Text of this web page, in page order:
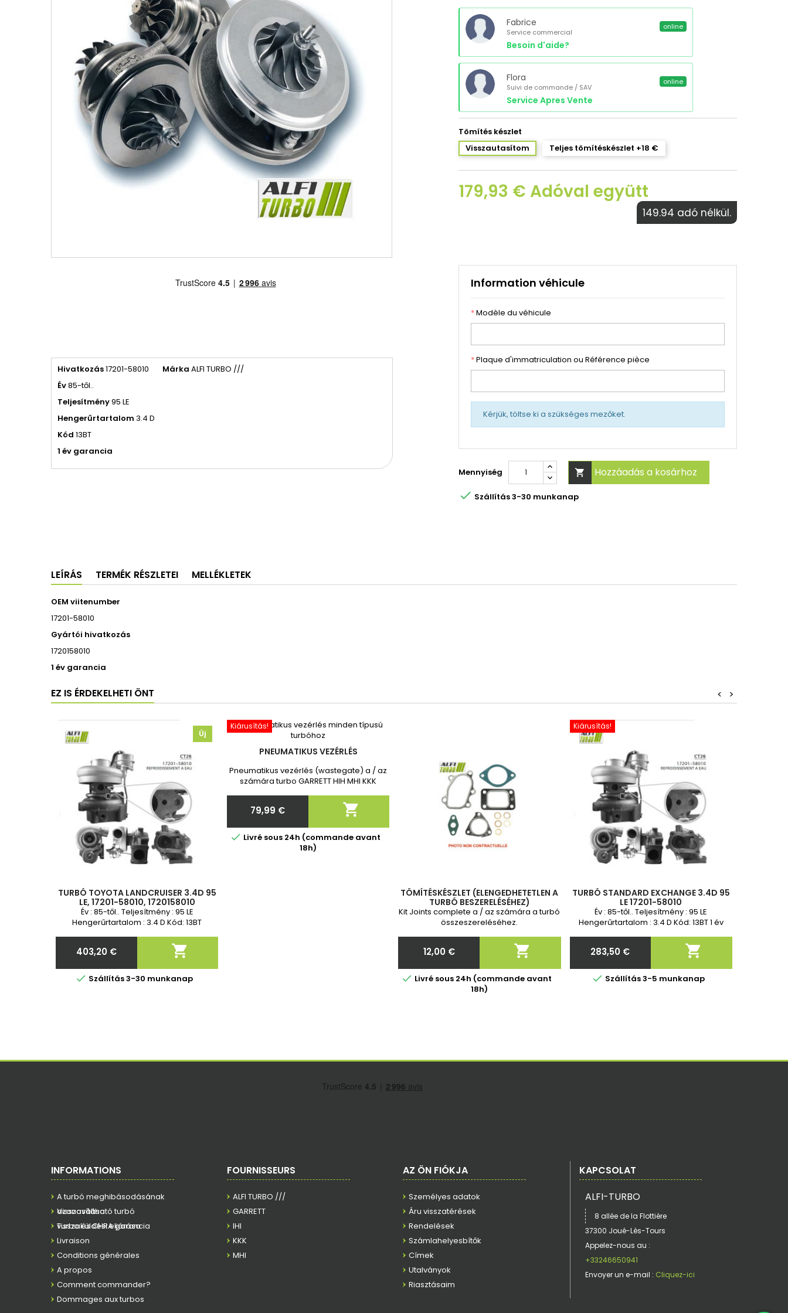
Hivatkozás17201-58010 Márka ALFI TURBO ///
Év85-től..
Teljesítmény95 LE
Hengerűrtartalom 3.4 D
Kód 13BT
1 év garancia
Fabrice
Service commercial
Besoin d'aide?
online
Flora
Suivi de commande / SAV
Service Apres Vente
online
Tömítés készlet
Visszautasítom
Teljes tömítéskészlet +18 €
179,93 € Adóval együtt
149.94 adó nélkül.
Information véhicule
*Modèle du véhicule
*Plaque d'immatriculation ou Référence pièce
Kérjük, töltse ki a szükséges mezőket.
Mennyiség  Hozzáadás a kosárhoz
 Szállítás 3-30 munkanap
LEÍRÁS TERMÉK RÉSZLETEI MELLÉKLETEK
OEM viitenumber
17201-58010
Gyártói hivatkozás
1720158010
1 év garancia
EZ IS ÉRDEKELHETI ÖNT >
<
Új
TURBÓ TOYOTA LANDCRUISER 3.4D 95
LE, 17201-58010, 1720158010
Év : 85-től.. Teljesítmény : 95 LE
Hengerűrtartalom : 3.4 D Kód: 13BT
Ár
403,20 € 
 Szállítás 3-30 munkanap
Kiárusítás!
PNEUMATIKUS VEZÉRLÉS
Pneumatikus vezérlés (wastegate) a / az
számára turbo GARRETT HIH MHI KKK
garanciával. Megrendelés után kérjük,
adja meg nekünk a turbó pontos
Ár
79,99 € 
 Livré sous 24h (commande avant
18h)
TÖMÍTÉSKÉSZLET (ELENGEDHETETLEN A
TURBÓ BESZERELÉSÉHEZ)
Kit Joints complete a / az számára a turbó
összeszereléséhez.
Ár
12,00 € 
 Livré sous 24h (commande avant
18h)
Kiárusítás!
TURBÓ STANDARD EXCHANGE 3.4D 95
LE 17201-58010
Év : 85-től.. Teljesítmény : 95 LE
Hengerűrtartalom : 3.4 D Kód: 13BT 1 év
Ár
283,50 € 
 Szállítás 3-5 munkanap
INFORMATIONS
A turbó meghibásodásának
azonosítása
Visszaváltható turbó
visszaküldési eljárása
Turbo és CHRA garancia
Livraison
Conditions générales
A propos
Comment commander?
Dommages aux turbos
FOURNISSEURS
ALFI TURBO ///
GARRETT
IHI
KKK
MHI
AZ ÖN FIÓKJA
Személyes adatok
Áru visszatérések
Rendelések
Számlahelyesbítők
Címek
Utalványok
Riasztásaim
KAPCSOLAT
ALFI-TURBO
8 allée de la Flottière
37300 Joué-Lès-Tours
Appelez-nous au :
+33246650941
Envoyer un e-mail : Cliquez-ici